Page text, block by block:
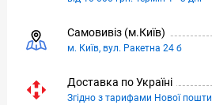
Самовивіз (м.Київ)
м. Київ, вул. Ракетна 24 б
Доставка по Україні
Згідно з тарифами Нової пошти